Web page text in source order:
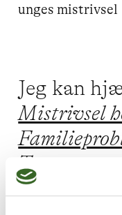
unges mistrivsel
Jeg kan
Mistrivsel
Traumer og
Vold og